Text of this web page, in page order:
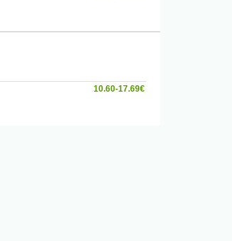
10.60-17.69€